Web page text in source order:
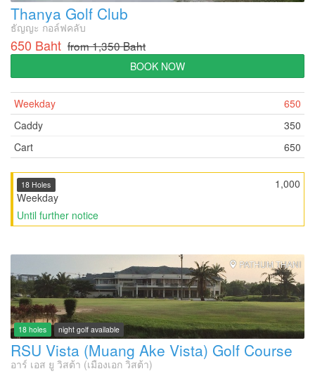
Thanya Golf Club
ธัญญะ กอล์ฟคลับ
650 Baht from 1,350 Baht
BOOK NOW
Weekday
650
Caddy
350
Cart
650
1,000
18 Holes
Weekday
Until further notice
PATHUM THANI
18 holes night golf available
RSU Vista (Muang Ake Vista) Golf Course
อาร์ เอส ยู วิสต้า (เมืองเอก วิสต้า)